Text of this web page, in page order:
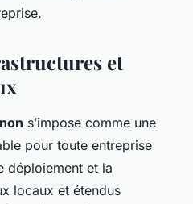
et
s’impose comme une
pour toute entreprise
déploiement et la
locaux et étendus